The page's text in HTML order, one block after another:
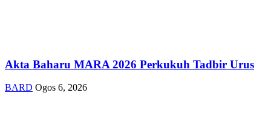
Akta Baharu MARA 2026 Perkukuh Tadbir Urus
BARD Ogos 6, 2026